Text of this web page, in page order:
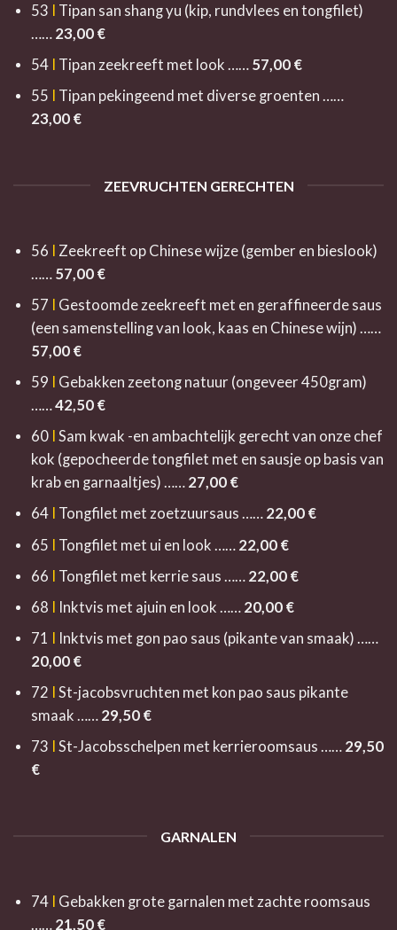
53 I Tipan san shang yu (kip, rundvlees en tongfilet)
…… 23,00€
54 Tipan zeekreeft met look …… 57,00€
55
Tipan pekingeend met diverse groenten ……
23,00€
ZEEVRUCHTEN GERECHTEN
56 I Zeekreeft op Chinese wijze (gember en bieslook)
…… 57,00 €
57
Gestoomde zeekreeft met en geraffineerde saus
(een samenstelling van look, kaas en Chinese wijn) ……
57,00 €
59
Gebakken zeetong natuur (ongeveer 450gram)
……42,50 €
60 Sam kwak -en ambachtelijk gerecht van onze chef
kok (gepocheerde tongfilet met en sausje op basis van
krab en garnaaltjes) …… 27,00 €
64 Tongfilet met zoetzuursaus …… 22,00 €
65 I Tongfilet met ui en look …… 22,00 €
66 I Tongfilet met kerrie saus …… 22,00 €
68 I Inktvis met ajuin en look …… 20,00 €
71 I Inktvis met gon pao saus (pikante van smaak) ……
20,00 €
72 I St-jacobsvruchten met kon pao saus pikante
smaak …… 29,50 €
73 St-Jacobsschelpen met kerrieroomsaus …… 29,50
€
GARNALEN
74 I Gebakken grote garnalen met zachte roomsaus
…… 21,50 €